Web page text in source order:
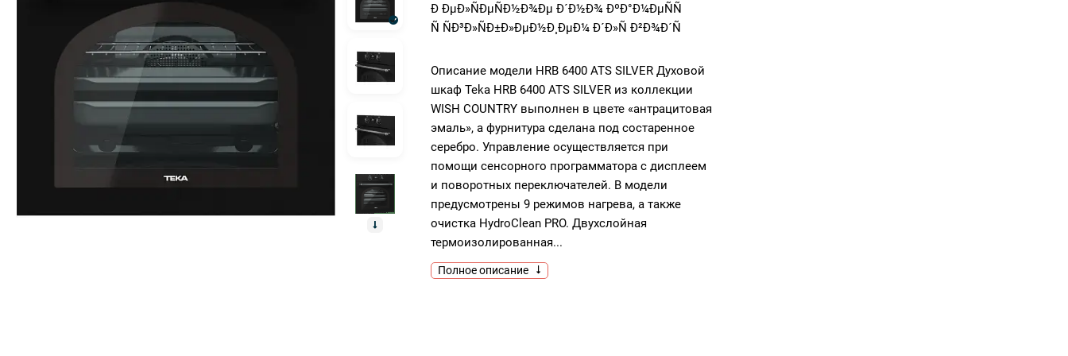
Ð ÐµÐ»ÑÐµÑÐ½Ð¾Ðµ Ð´Ð½Ð¾ ÐºÐ°Ð¼ÐµÑÑ
Ñ ÑÐ³Ð»ÑÐ±Ð»ÐµÐ½Ð¸ÐµÐ¼ Ð´Ð»Ñ Ð²Ð¾Ð´Ñ
Описание модели HRB 6400 ATS SILVER Духовой
шкаф Teka HRB 6400 ATS SILVER из коллекции
WISH COUNTRY выполнен в цвете «антрацитовая
эмаль», а фурнитура сделана под состаренное
серебро. Управление осуществляется при
помощи сенсорного программатора с дисплеем
и поворотных переключателей. В модели
предусмотрены 9 режимов нагрева, а также
очистка HydroClean PRO. Двухслойная
термоизолированная...
Полное описание